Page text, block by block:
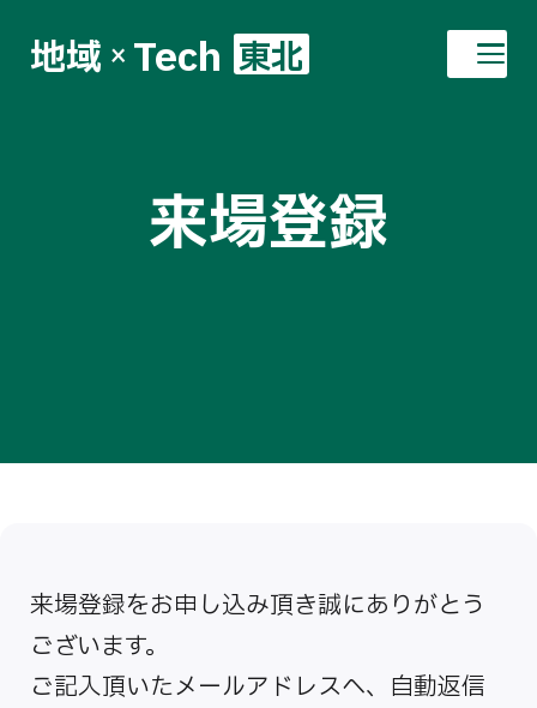
地域 × Tech 東北
来場登録
来場登録をお申し込み頂き誠にありがとう
ございます。
ご記入頂いたメールアドレスへ、自動返信